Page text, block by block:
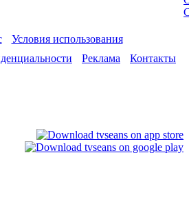
Условия использования
Реклама Контакты